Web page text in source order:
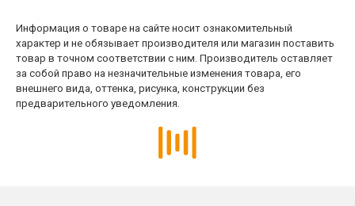
Информация о товаре на сайте носит ознакомительный
характер и не обязывает производителя или магазин поставить
товар в точном соответствии с ним. Производитель оставляет
за собой право на незначительные изменения товара, его
внешнего вида, оттенка, рисунка, конструкции без
предварительного уведомления.